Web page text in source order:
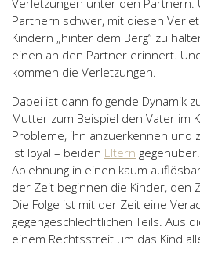
Verletzungen unter den Partnern.
Partnern schwer, mit diesen
Kindern „hinter dem Berg“ zu
einen an den Partner erinnert.
kommen die Verletzungen.
Dabei ist dann folgende Dynamik
Mutter zum Beispiel den Vater im
Probleme, ihn anzuerkennen und
ist loyal – beiden Eltern
Ablehnung in einen kaum
der Zeit beginnen die Kinder, den
Die Folge ist mit der Zeit eine
gegengeschlechtlichen Teils. Aus
einem Rechtsstreit um das Kind